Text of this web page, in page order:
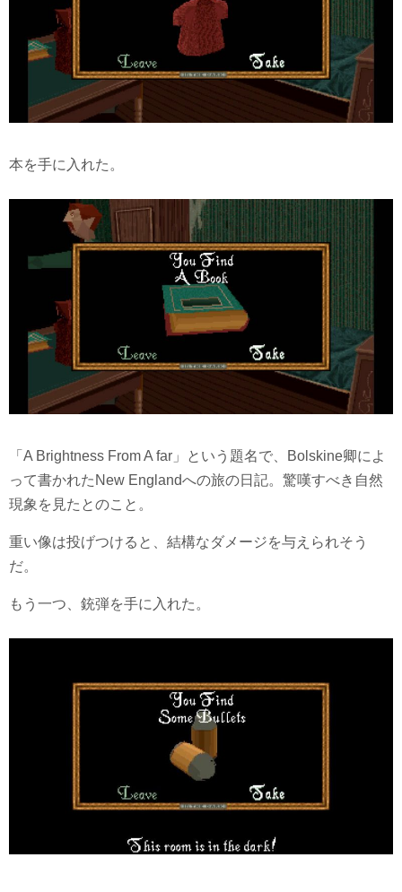
本を手に入れた。
「A Brightness From A far」という題名で、Bolskine卿によ
って書かれたNew Englandへの旅の日記。驚嘆すべき自然
現象を見たとのこと。
重い像は投げつけると、結構なダメージを与えられそう
だ。
もう一つ、銃弾を手に入れた。